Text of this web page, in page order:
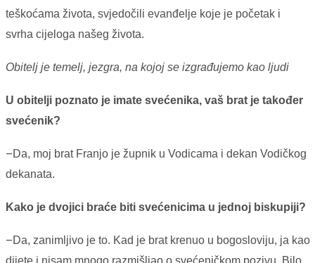
teškoćama života, svjedočili evanđelje koje je početak i
svrha cijeloga našeg života.
Obitelj je temelj, jezgra, na kojoj se izgrađujemo kao ljudi
U obitelji poznato je imate svećenika, vaš brat je također
svećenik?
–Da, moj brat Franjo je župnik u Vodicama i dekan Vodičkog
dekanata.
Kako je dvojici braće biti svećenicima u jednoj biskupiji?
–Da, zanimljivo je to. Kad je brat krenuo u bogosloviju, ja kao
dijete i nisam mnogo razmišljao o svećeničkom pozivu. Bilo